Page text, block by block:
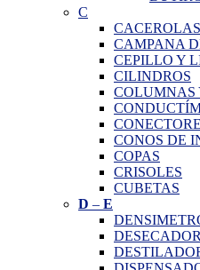
C
CACEROLAS
CAMPANA
CEPILLO Y
CILINDROS
COLUMNAS
CONOS DE
COPAS
CRISOLES
CUBETAS
D – E